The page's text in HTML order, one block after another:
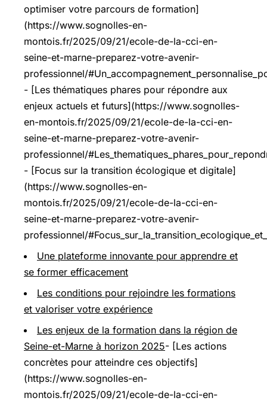
optimiser votre parcours de formation]
(https://www.sognolles-en-
montois.fr/2025/09/21/ecole-de-la-cci-en-
seine-et-marne-preparez-votre-avenir-
professionnel/
- [Les thématiques phares pour répondre aux
enjeux actuels et futurs](https://www.sognolles-
en-montois.fr/2025/09/21/ecole-de-la-cci-en-
seine-et-marne-preparez-votre-avenir-
professionnel/
- [Focus sur la transition écologique et digitale]
(https://www.sognolles-en-
montois.fr/2025/09/21/ecole-de-la-cci-en-
seine-et-marne-preparez-votre-avenir-
professionnel/
Une plateforme innovante pour apprendre et
se former efficacement
Les conditions pour rejoindre les formations
et valoriser votre expérience
Les enjeux de la formation dans la région de
Seine-et-Marne à horizon 2025- [Les actions
concrètes pour atteindre ces objectifs]
(https://www.sognolles-en-
montois.fr/2025/09/21/ecole-de-la-cci-en-